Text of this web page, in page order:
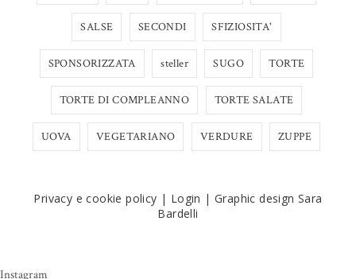
SALSE SECONDI SFIZIOSITA'
SPONSORIZZATA steller SUGO TORTE
TORTE DI COMPLEANNO TORTE SALATE
UOVA VEGETARIANO VERDURE ZUPPE
Privacy e cookie policy | Login | Graphic design Sara
Bardelli
Instagram